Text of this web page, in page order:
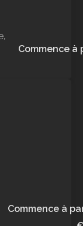
Commence à
Commence à